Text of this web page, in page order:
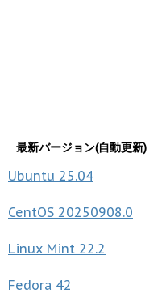
最新バージョン(自動更新)
Ubuntu 25.04
CentOS 20250908.0
Linux Mint 22.2
Fedora 42